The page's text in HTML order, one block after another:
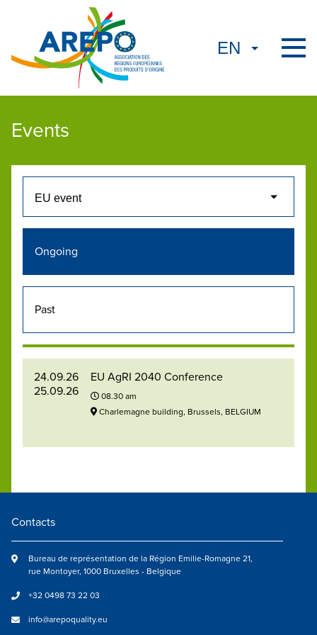
Events
Ongoing
Past
24.09.26
25.09.26
EU AgRI 2040 Conference
08.30 am
Charlemagne building, Brussels, BELGIUM
Contacts
Bureau de représentation de la Région Emilie-Romagne 21,
rue Montoyer, 1000 Bruxelles - Belgique
+32 0498 73 22 03
info@arepoquality.eu